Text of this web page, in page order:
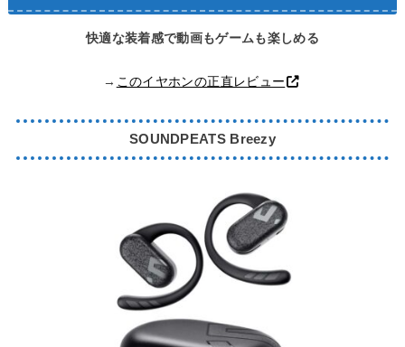
快適な装着感で動画もゲームも楽しめる
→ このイヤホンの正直レビュー
SOUNDPEATS Breezy